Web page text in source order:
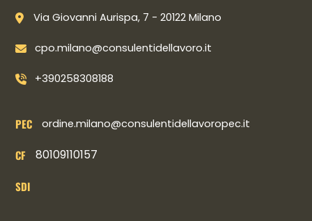
Via Giovanni Aurispa, 7 - 20122 Milano
cpo.milano@consulentidellavoro.it
+390258308188
PEC ordine.milano@consulentidellavoropec.it
CF 80109110157
SDI